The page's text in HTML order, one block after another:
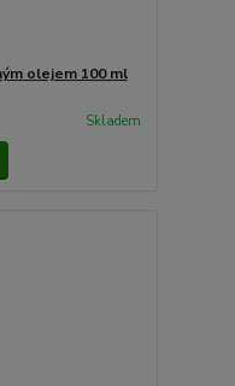
olejem 100 ml
Skladem